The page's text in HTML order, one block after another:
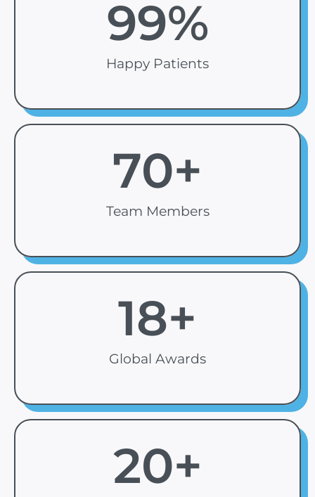
Happy Patients
99%
Team Members
70+
Global Awards
18+
20+